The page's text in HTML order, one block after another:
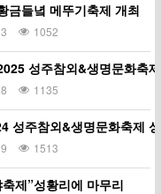
금들녘 메뚜기축제 개최
1052
성주참외&생명문화축
1135
성주참외&생명문화축제
1513
제”성황리에 마무리